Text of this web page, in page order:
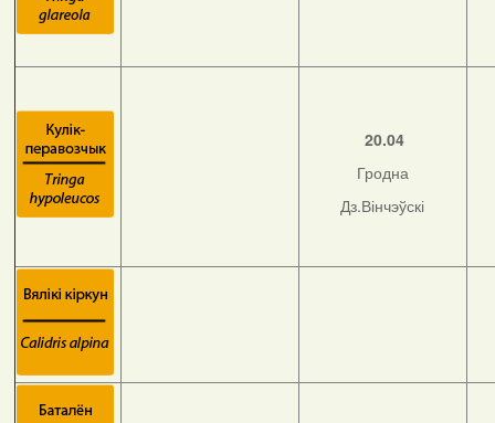
20.04
Гродна
Дз.Вінчэўскі